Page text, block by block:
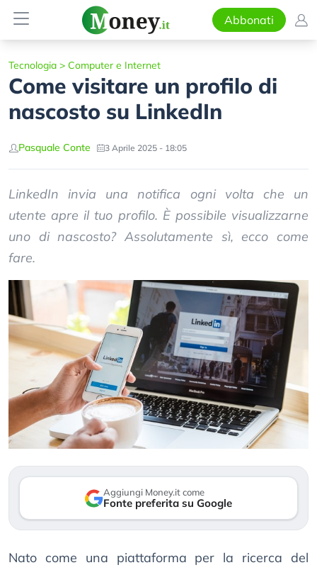
Abbonati
Tecnologia > Computer e Internet
Come visitare un profilo di
nascosto su LinkedIn
Pasquale Conte 3 Aprile 2025 - 18:05
LinkedIn invia una notifica ogni volta che un
utente apre il tuo profilo. È possibile visualizzarne
uno di nascosto? Assolutamente sì, ecco come
fare.
Aggiungi Money.it come
Fonte preferita su Google
Nato come una piattaforma per la ricerca del